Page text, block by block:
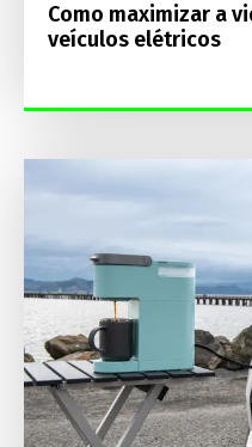
Como maximizar a
veículos elétricos